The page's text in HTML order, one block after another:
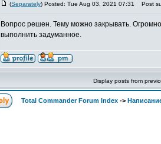
(Separately) Posted: Tue Aug 03, 2021 07:31 Post
Вопрос решен. Тему можно закрывать.
выполнить задуманное.
Display posts from
Total Commander Forum Index ->